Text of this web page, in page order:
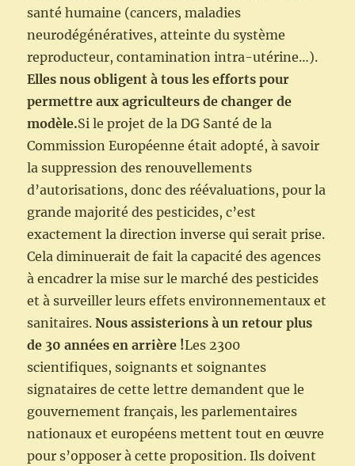
santé humaine (cancers, maladies
neurodégénératives, atteinte du système
reproducteur, contamination intra-utérine…).
Elles nous obligent à tous les efforts pour
permettre aux agriculteurs de changer de
modèle.Si le projet de la DG Santé de la
Commission Européenne était adopté, à savoir
la suppression des renouvellements
d’autorisations, donc des réévaluations, pour la
grande majorité des pesticides, c’est
exactement la direction inverse qui serait prise.
Cela diminuerait de fait la capacité des agences
à encadrer la mise sur le marché des pesticides
et à surveiller leurs effets environnementaux et
sanitaires.Nous assisterions à un retour plus
de 30 années en arrière !Les 2300
scientifiques, soignants et soignantes
signataires de cette lettre demandent que le
gouvernement français, les parlementaires
nationaux et européens mettent tout en œuvre
pour s’opposer à cette proposition. Ils doivent